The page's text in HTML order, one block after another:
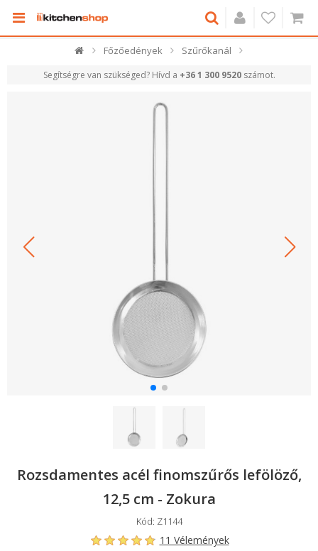
Főzőedények Szűrőkanál
Segítségre van szükséged? Hívd a +36 1 300 9520számot.
Rozsdamentes acél finomszűrős lefölöző,
12,5 cm - Zokura
Kód: Z1144
11 Vélemények